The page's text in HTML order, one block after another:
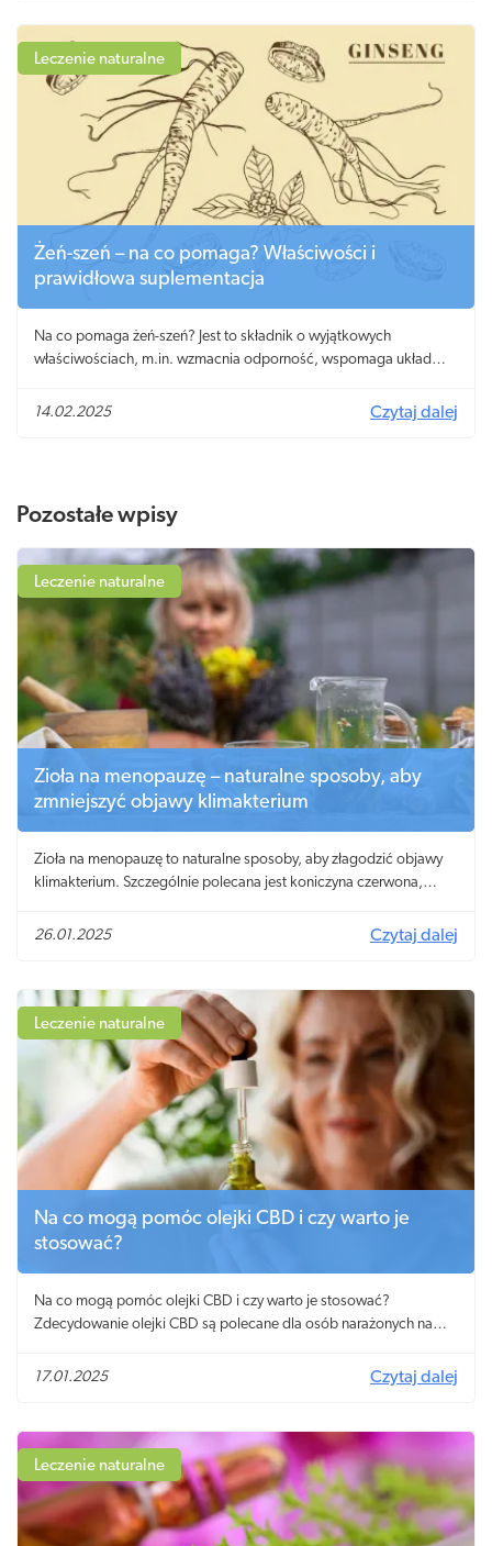
Leczenie naturalne
Żeń-szeń – na co pomaga? Właściwości i
prawidłowa suplementacja
Na co pomaga żeń-szeń? Jest to składnik o wyjątkowych
właściwościach, m.in. wzmacnia odporność, wspomaga układ
14.02.2025
Czytaj dalej
Pozostałe wpisy
Leczenie naturalne
Zioła na menopauzę – naturalne sposoby, aby
zmniejszyć objawy klimakterium
Zioła na menopauzę to naturalne sposoby, aby złagodzić objawy
klimakterium. Szczególnie polecana jest koniczyna czerwona,
26.01.2025
Czytaj dalej
Leczenie naturalne
Na co mogą pomóc olejki CBD i czy warto je
stosować?
Na co mogą pomóc olejki CBD i czy warto je stosować?
Zdecydowanie olejki CBD są polecane dla osób narażonych na
17.01.2025
Czytaj dalej
Leczenie naturalne